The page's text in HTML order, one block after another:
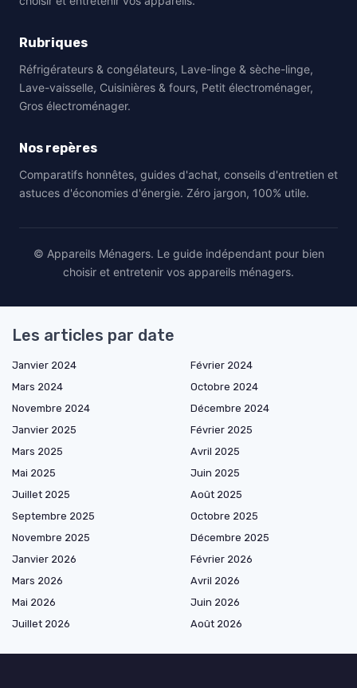
Rubriques
Réfrigérateurs & congélateurs, Lave-linge & sèche-linge,
Lave-vaisselle, Cuisinières & fours, Petit électroménager,
Gros électroménager.
Nos repères
Comparatifs honnêtes, guides d'achat, conseils d'entretien et
astuces d'économies d'énergie. Zéro jargon, 100% utile.
© Appareils Ménagers. Le guide indépendant pour bien
choisir et entretenir vos appareils ménagers.
Les articles par date
Janvier 2024
Février 2024
Mars 2024
Octobre 2024
Novembre 2024
Décembre 2024
Janvier 2025
Février 2025
Mars 2025
Avril 2025
Mai 2025
Juin 2025
Juillet 2025
Août 2025
Septembre 2025
Octobre 2025
Novembre 2025
Décembre 2025
Janvier 2026
Février 2026
Mars 2026
Avril 2026
Mai 2026
Juin 2026
Juillet 2026
Août 2026